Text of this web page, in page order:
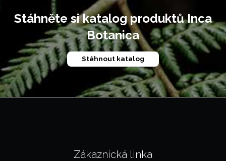
Stáhněte si katalog produktů Inca
Botanica
Stáhnout katalog
Zákaznická linka